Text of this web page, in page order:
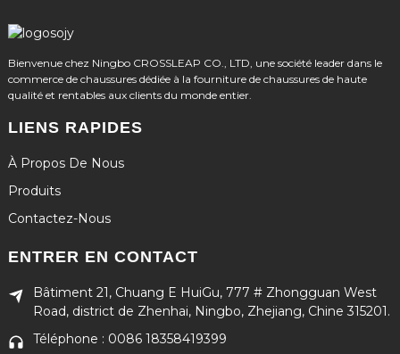
Bienvenue chez Ningbo CROSSLEAP CO., LTD, une société leader dans le
commerce de chaussures dédiée à la fourniture de chaussures de haute
qualité et rentables aux clients du monde entier.
LIENS RAPIDES
À Propos De Nous
Produits
Contactez-Nous
ENTRER EN CONTACT
Bâtiment 21, Chuang E HuiGu, 777 # Zhongguan West
Road, district de Zhenhai, Ningbo, Zhejiang, Chine 315201.
Téléphone : 0086 18358419399